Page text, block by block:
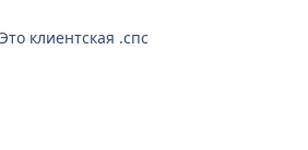
Это клиентская .спс